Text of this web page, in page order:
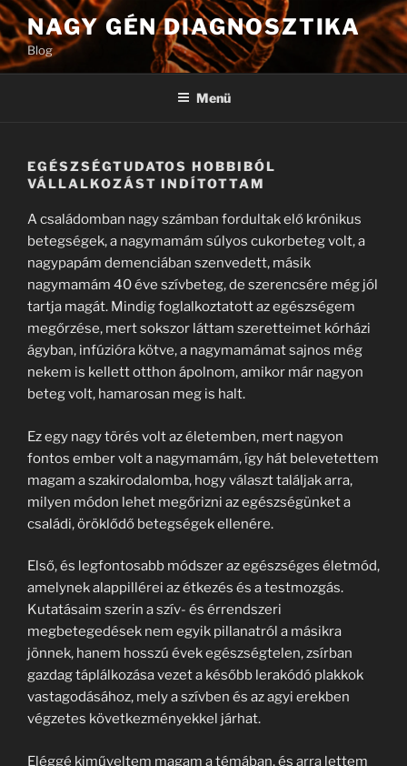
Tartalomhoz
NAGY GÉN DIAGNOSZTIKA
Blog
Menü
EGÉSZSÉGTUDATOS HOBBIBÓL
VÁLLALKOZÁST INDÍTOTTAM
A családomban nagy számban fordultak elő krónikus
betegségek, a nagymamám súlyos cukorbeteg volt, a
nagypapám demenciában szenvedett, másik
nagymamám 40 éve szívbeteg, de szerencsére még jól
tartja magát. Mindig foglalkoztatott az egészségem
megőrzése, mert sokszor láttam szeretteimet kórházi
ágyban, infúzióra kötve, a nagymamámat sajnos még
nekem is kellett otthon ápolnom, amikor már nagyon
beteg volt, hamarosan meg is halt.
Ez egy nagy törés volt az életemben, mert nagyon
fontos ember volt a nagymamám, így hát belevetettem
magam a szakirodalomba, hogy választ találjak arra,
milyen módon lehet megőrizni az egészségünket a
családi, öröklődő betegségek ellenére.
Első, és legfontosabb módszer az egészséges életmód,
amelynek alappillérei az étkezés és a testmozgás.
Kutatásaim szerin a szív- és érrendszeri
megbetegedések nem egyik pillanatról a másikra
jönnek, hanem hosszú évek egészségtelen, zsírban
gazdag táplálkozása vezet a később lerakódó plakkok
vastagodásához, mely a szívben és az agyi erekben
végzetes következményekkel járhat.
Eléggé kiműveltem magam a témában, és arra lettem